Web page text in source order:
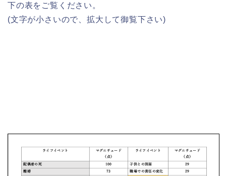
下の表をご覧ください。
(文字が小さいので、拡大して御覧下さい)